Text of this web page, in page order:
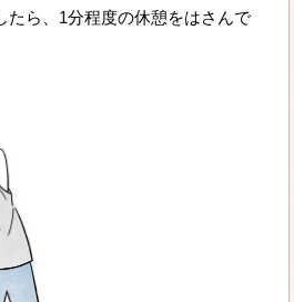
たら、1分程度の休憩をはさんで